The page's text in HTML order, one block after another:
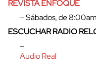
REVISTA ENFOQUE
– Sábados, de
ESCUCHAR RADIO
–
Audio Real